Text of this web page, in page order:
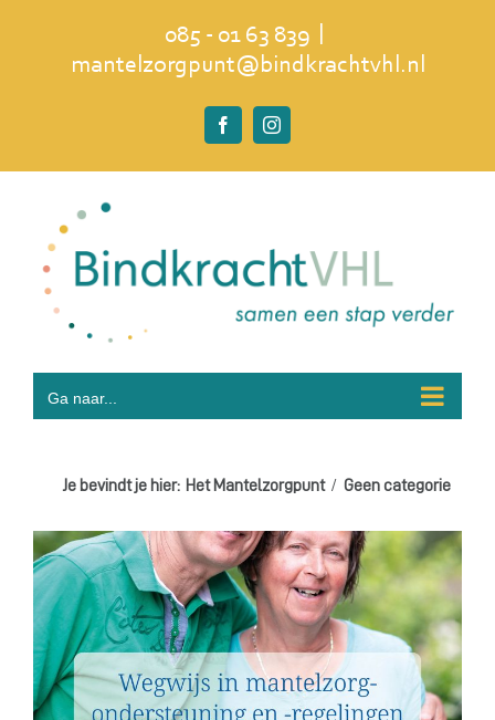
085 - 01 63 839
mantelzorgpunt@bindkrachtvhl.nl
FacebookInstagram
Ga naar...
Je bevindt je hier: Het Mantelzorgpunt Geen categorie
Magazine wegwijs in
mantelzorgondersteuning
en -regelingen